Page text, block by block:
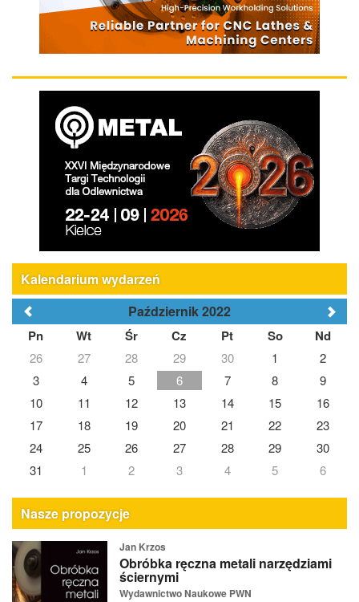
Kalendarium wydarzeń
Październik 2022
Pn Wt Śr Cz Pt So Nd
26 27 28 29 30 1
2
3
4 5 6 7 8
9
10
11 12 13 14 15
16
17
18 19 20 21 22
23
24
25 26 27 28 29
30
31
1 2 3 4 5 6
Nasze propozycje
Jan Krzos
Obróbka ręczna metali narzędziami
ściernymi
Wydawnictwo Naukowe PWN